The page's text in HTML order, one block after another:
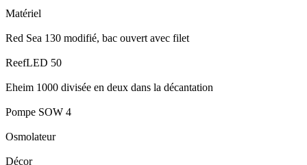
Matériel
Red Sea 130 modifié, bac ouvert avec filet
ReefLED 50
Eheim 1000 divisée en deux dans la décantation
Pompe SOW 4
Osmolateur
Décor